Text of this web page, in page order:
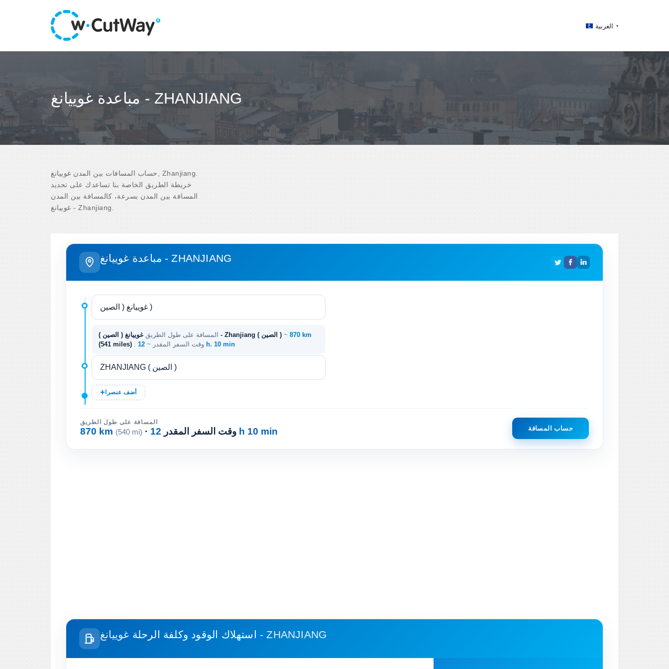
العربية
مباعدة غوييانغ - ZHANJIANG
حساب المسافات بين المدن غوييانغ, Zhanjiang.
خريطة الطريق الخاصة بنا تساعدك على تحديد
المسافة بين المدن بسرعة، كالمسافة بين المدن
غوييانغ - Zhanjiang.
مباعدة غوييانغ - ZHANJIANG
المسافة على طول الطريق غوييانغ ( الصين ) - Zhanjiang ( الصين ) ~
870 km
(541 miles)
. وقت السفر المقدر ~ 12 h. 10 min
أضف عنصرا
المسافة على طول الطريق
870 km (540 mi) · وقت السفر المقدر 12 h 10 min حساب المسافة
استهلاك الوقود وكلفة الرحلة غوييانغ - ZHANJIANG